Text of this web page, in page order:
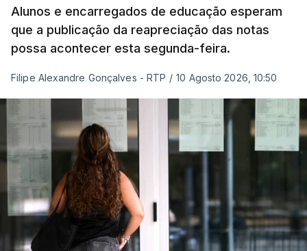
Alunos e encarregados de educação esperam
que a publicação da reapreciação das notas
possa acontecer esta segunda-feira.
Filipe Alexandre Gonçalves - RTP / 10 Agosto 2026, 10:50